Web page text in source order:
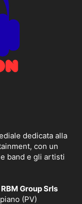
dedicata alla
con un
band e gli artisti
RBM Group Srls
(PV)